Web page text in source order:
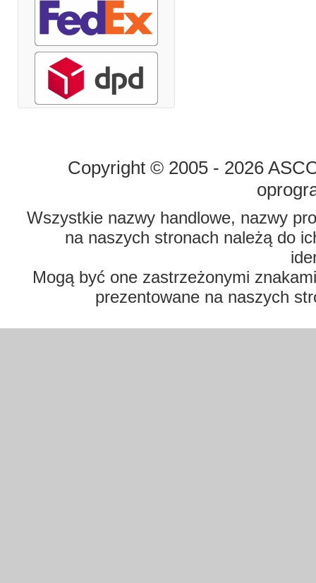
Copyright © 2005 - 2026
Wszystkie nazwy handlowe, nazwy
na naszych stronach należą do
Mogą być one zastrzeżonymi
prezentowane na naszych